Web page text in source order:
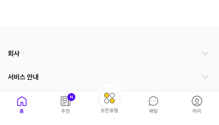
회사
서비스 안내
관련 서비스
홈
N
추천 모든유형 채팅 마이